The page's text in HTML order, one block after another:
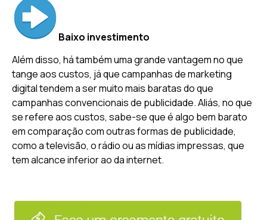
Baixo investimento
Além disso, há também uma grande vantagem no que
tange aos custos, já que campanhas de marketing
digital tendem a ser muito mais baratas do que
campanhas convencionais de publicidade. Aliás, no que
se refere aos custos, sabe-se que é algo bem barato
em comparação com outras formas de publicidade,
como a televisão, o rádio ou as mídias impressas, que
tem alcance inferior ao da internet.